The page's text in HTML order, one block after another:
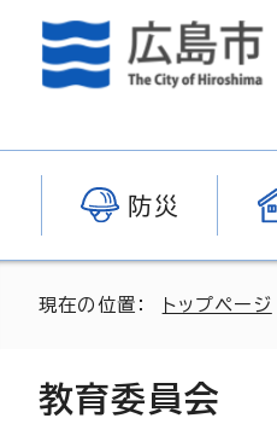
防災
現在の位置： トップページ
教育委員会